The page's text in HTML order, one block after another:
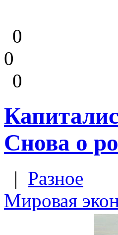
0
0
0
Снова о
| Разное
Мировая